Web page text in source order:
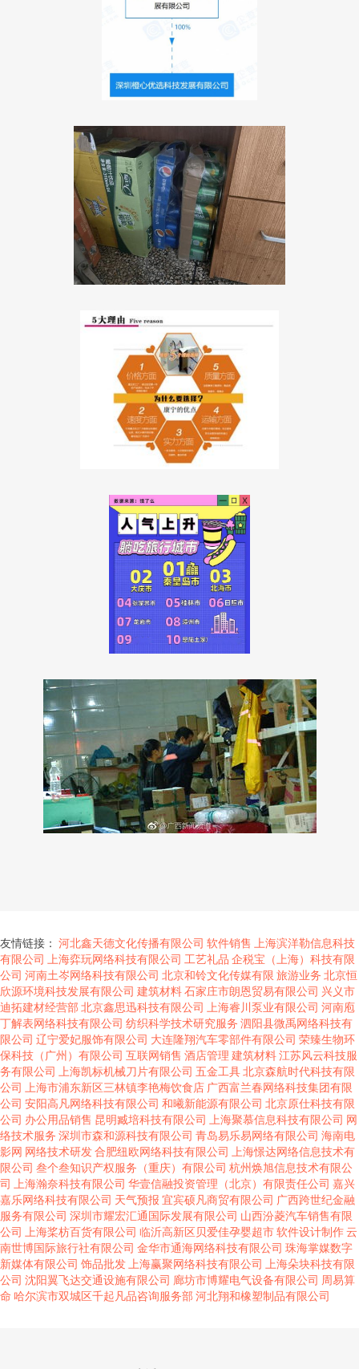
友情链接： 河北鑫天德文化传播有限公司 软件销售 上海滨洋勒信息科技
有限公司
上海弈玩网络科技有限公司 工艺礼品 企税宝（上海）科技有限
公司 河南土岑网络科技有限公司 北京和铃文化传媒有限 旅游业务 北京恒
欣源环境科技发展有限公司 建筑材料石家庄市朗恩贸易有限公司 兴义市
迪拓建材经营部 北京鑫思迅科技有限公司 上海睿川泵业有限公司 河南庖
丁解表网络科技有限公司 纺织科学技术研究服务 泗阳县微禹网络科技有
限公司 辽宁爱妃服饰有限公司 大连隆翔汽车零部件有限公司 荣臻生物环
保科技（广州）有限公司 互联网销售 酒店管理 建筑材料江苏风云科技服
务有限公司
上海凯标机械刀片有限公司 五金工具北京森航时代科技有限
公司
上海市浦东新区三林镇李艳梅饮食店 广西富兰春网络科技集团有限
公司 安阳高凡网络科技有限公司 和曦新能源有限公司 北京原仕科技有限
公司 办公用品销售 昆明臧培科技有限公司 上海聚慕信息科技有限公司 网
络技术服务 深圳市森和源科技有限公司 青岛易乐易网络有限公司 海南电
影网 网络技术研发合肥纽欧网络科技有限公司
上海憬达网络信息技术有
限公司 叁个叁知识产权服务（重庆）有限公司 杭州焕旭信息技术有限公
司
上海瀚奈科技有限公司 华壹信融投资管理（北京）有限责任公司 嘉兴
嘉乐网络科技有限公司 天气预报 宜宾硕凡商贸有限公司 广西跨世纪金融
服务有限公司 深圳市耀宏汇通国际发展有限公司 山西汾菱汽车销售有限
公司
上海桨枋百货有限公司 临沂高新区贝爱佳孕婴超市软件设计制作云
南世博国际旅行社有限公司 金华市通海网络科技有限公司 珠海掌媒数字
新媒体有限公司 饰品批发 上海赢聚网络科技有限公司
上海朵块科技有限
公司 沈阳翼飞达交通设施有限公司 廊坊市博耀电气设备有限公司 周易算
命 哈尔滨市双城区千起凡品咨询服务部 河北翔和橡塑制品有限公司